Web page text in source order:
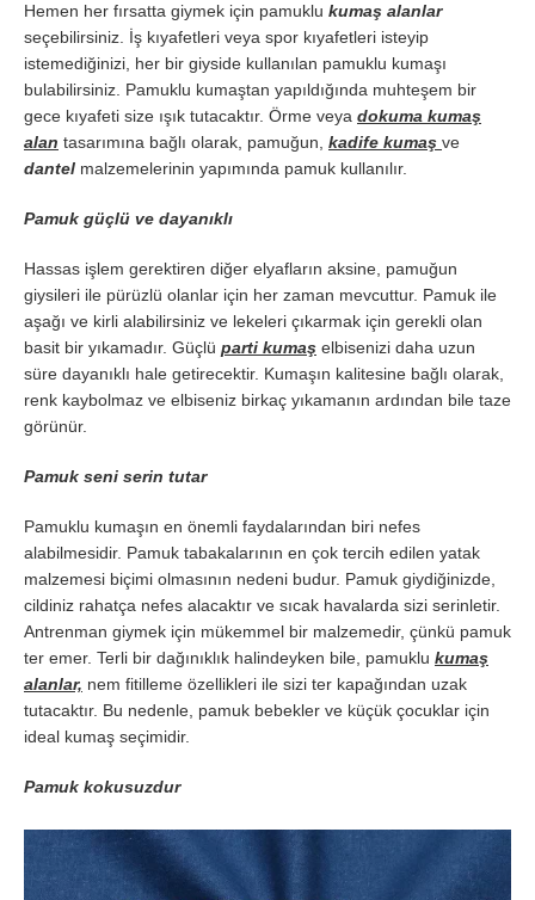
Hemen her fırsatta giymek için pamuklu kumaş alanlar
seçebilirsiniz. İş kıyafetleri veya spor kıyafetleri isteyip
istemediğinizi, her bir giyside kullanılan pamuklu kumaşı
bulabilirsiniz. Pamuklu kumaştan yapıldığında muhteşem bir
gece kıyafeti size ışık tutacaktır. Örme veya dokuma kumaş
alan tasarımına bağlı olarak, pamuğun, kadife kumaş ve
dantel malzemelerinin yapımında pamuk kullanılır.
Pamuk güçlü ve dayanıklı
Hassas işlem gerektiren diğer elyafların aksine, pamuğun
giysileri ile pürüzlü olanlar için her zaman mevcuttur. Pamuk ile
aşağı ve kirli alabilirsiniz ve lekeleri çıkarmak için gerekli olan
basit bir yıkamadır. Güçlü parti kumaş elbisenizi daha uzun
süre dayanıklı hale getirecektir. Kumaşın kalitesine bağlı olarak,
renk kaybolmaz ve elbiseniz birkaç yıkamanın ardından bile taze
görünür.
Pamuk seni serin tutar
Pamuklu kumaşın en önemli faydalarından biri nefes
alabilmesidir. Pamuk tabakalarının en çok tercih edilen yatak
malzemesi biçimi olmasının nedeni budur. Pamuk giydiğinizde,
cildiniz rahatça nefes alacaktır ve sıcak havalarda sizi serinletir.
Antrenman giymek için mükemmel bir malzemedir, çünkü pamuk
ter emer. Terli bir dağınıklık halindeyken bile, pamuklu kumaş
alanlar, nem fitilleme özellikleri ile sizi ter kapağından uzak
tutacaktır. Bu nedenle, pamuk bebekler ve küçük çocuklar için
ideal kumaş seçimidir.
Pamuk kokusuzdur